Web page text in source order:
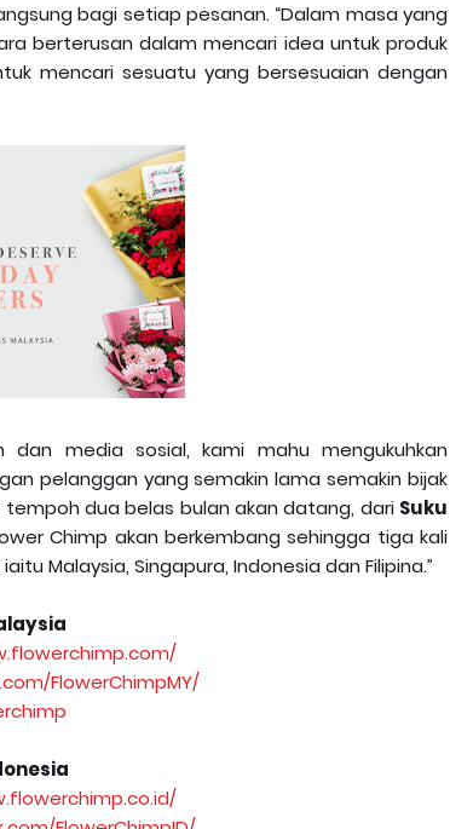
bagi setiap pesanan. “Dalam masa yang
berterusan dalam mencari idea untuk produk
mencari sesuatu yang bersesuaian dengan
media sosial, kami mahu mengukuhkan
pelanggan yang semakin lama semakin bijak
dua belas bulan akan datang, dari Suku
Chimp akan berkembang sehingga tiga kali
Malaysia, Singapura, Indonesia dan Filipina.”
FlowerChimpMY/